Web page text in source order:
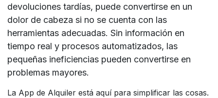
devoluciones tardías, puede convertirse en un
dolor de cabeza si no se cuenta con las
herramientas adecuadas. Sin información en
tiempo real y procesos automatizados, las
pequeñas ineficiencias pueden convertirse en
problemas mayores.
La App de Alquiler está aquí para simplificar las cosas.